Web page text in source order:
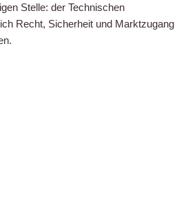
Stelle: der Technischen
Recht, Sicherheit und Marktzugang